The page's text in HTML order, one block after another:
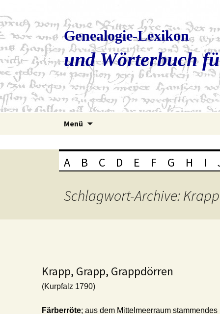
Genealogie-Lexikon
und Wörterbuch
Menü
A B C D E F G H I
Schlagwort-Archive: Krapp
Krapp, Grapp, Grappdörren
(Kurpfalz 1790)
Färberröte; aus dem Mittelmeerraum